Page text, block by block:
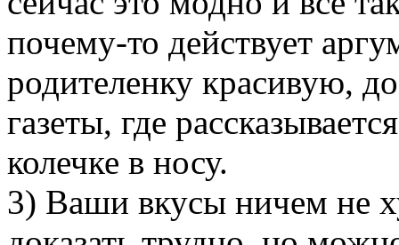
почему-то действует
родителенку красивую,
газеты, где
колечке в носу.
3) Ваши вкусы ничем не